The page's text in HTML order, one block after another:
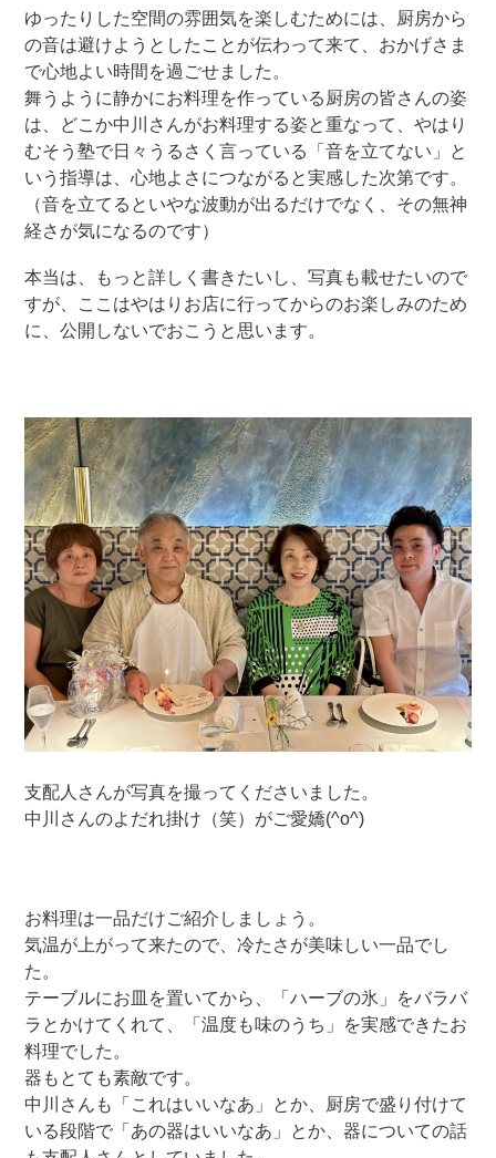
ゆったりした空間の雰囲気を楽しむためには、厨房から
の音は避けようとしたことが伝わって来て、おかげさま
で心地よい時間を過ごせました。
舞うように静かにお料理を作っている厨房の皆さんの姿
は、どこか中川さんがお料理する姿と重なって、やはり
むそう塾で日々うるさく言っている「音を立てない」と
いう指導は、心地よさにつながると実感した次第です。
（音を立てるといやな波動が出るだけでなく、その無神
経さが気になるのです）
本当は、もっと詳しく書きたいし、写真も載せたいので
すが、ここはやはりお店に行ってからのお楽しみのため
に、公開しないでおこうと思います。
支配人さんが写真を撮ってくださいました。
中川さんのよだれ掛け（笑）がご愛嬌(^o^)
お料理は一品だけご紹介しましょう。
気温が上がって来たので、冷たさが美味しい一品でし
た。
テーブルにお皿を置いてから、「ハーブの氷」をバラバ
ラとかけてくれて、「温度も味のうち」を実感できたお
料理でした。
器もとても素敵です。
中川さんも「これはいいなあ」とか、厨房で盛り付けて
いる段階で「あの器はいいなあ」とか、器についての話